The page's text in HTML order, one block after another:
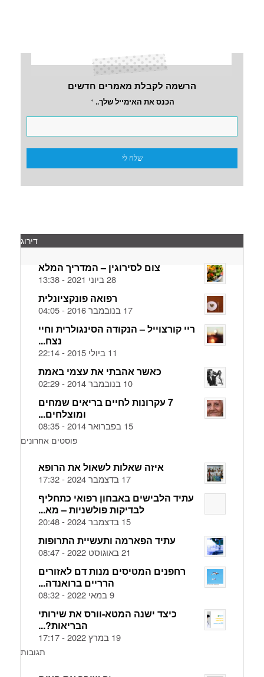
הרשמה לקבלת מאמרים חדשים
הכנס את האימייל שלך.. *
דירוג
צום לסירוגין – המדריך המלא
28 ביוני 2021 - 13:38
רפואה פונקציונלית
17 בנובמבר 2016 - 04:05
ריי קורצוייל – הנקודה הסינגולרית וחיי
נצח...
11 ביולי 2015 - 22:14
כאשר אהבתי את עצמי באמת
10 בנובמבר 2014 - 02:29
7 עקרונות לחיים בריאים שמחים
ומוצלחים...
15 בפברואר 2014 - 08:35
פוסטים אחרונים
איזה שאלות לשאול את הרופא
17 בדצמבר 2024 - 17:32
עתיד הלבישים באבחון רפואי כתחליף
לבדיקות פולשניות – מא...
15 בדצמבר 2024 - 20:48
עתיד הפארמה ותעשיית התרופות
21 באוגוסט 2022 - 08:47
רחפנים המטיסים מנות דם לאזורים
הרריים ברואנדה...
9 במאי 2022 - 08:32
כיצד ישנה המטא-וורס את שירותי
הבריאות?...
19 במרץ 2022 - 17:17
תגובות